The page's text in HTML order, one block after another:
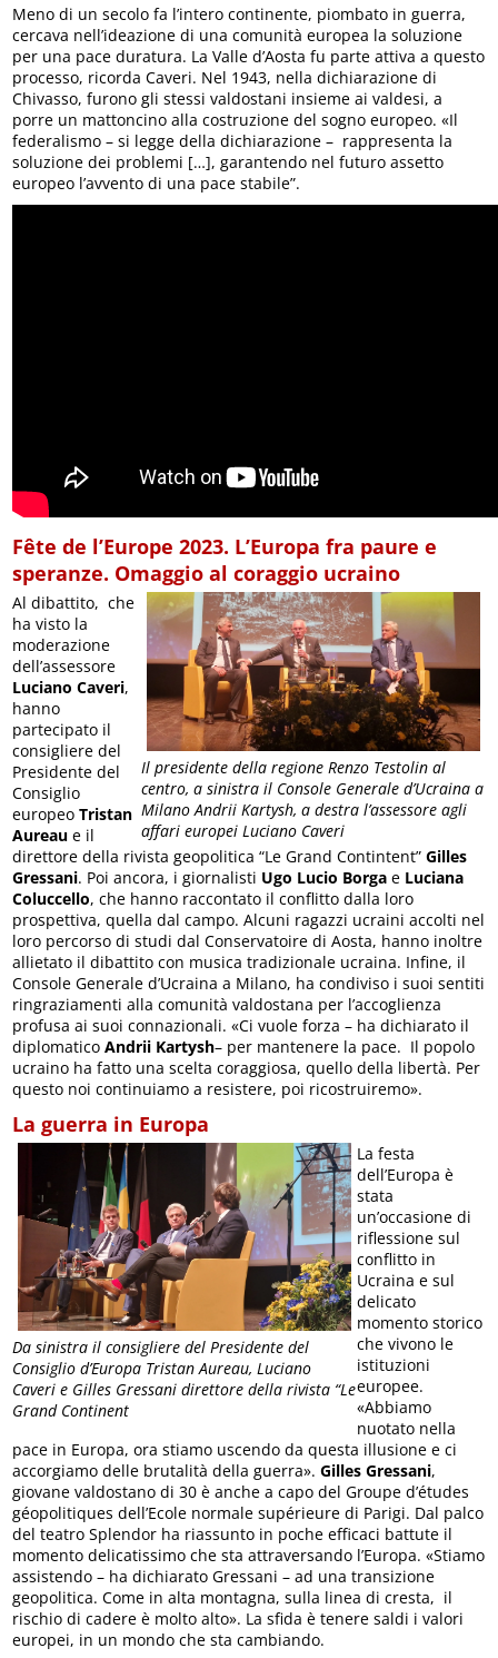
Meno di un secolo fa l’intero continente, piombato in guerra,
cercava nell’ideazione di una comunità europea la soluzione
per una pace duratura. La Valle d’Aosta fu parte attiva a questo
processo, ricorda Caveri. Nel 1943, nella dichiarazione di
Chivasso, furono gli stessi valdostani insieme ai valdesi, a
porre un mattoncino alla costruzione del sogno europeo. «Il
federalismo – si legge della dichiarazione – rappresenta la
soluzione dei problemi […], garantendo nel futuro assetto
europeo l’avvento di una pace stabile”.
Fête de l’Europe 2023. L’Europa fra paure e
speranze. Omaggio al coraggio ucraino
Il presidente della regione Renzo Testolin al
centro, a sinistra il Console Generale d’Ucraina a
Milano Andrii Kartysh, a destra l’assessore agli
affari europei Luciano Caveri
Al dibattito, che
ha visto la
moderazione
dell’assessore
Luciano Caveri,
hanno
partecipato il
consigliere del
Presidente del
Consiglio
europeo Tristan
Aureau e il
direttore della rivista geopolitica “Le Grand Contintent” Gilles
Gressani. Poi ancora, i giornalisti Ugo Lucio Borga e Luciana
Coluccello, che hanno raccontato il conflitto dalla loro
prospettiva, quella dal campo. Alcuni ragazzi ucraini accolti nel
loro percorso di studi dal Conservatoire di Aosta, hanno inoltre
allietato il dibattito con musica tradizionale ucraina. Infine, il
Console Generale d’Ucraina a Milano, ha condiviso i suoi sentiti
ringraziamenti alla comunità valdostana per l’accoglienza
profusa ai suoi connazionali. «Ci vuole forza – ha dichiarato il
diplomaticoAndrii Kartysh– per mantenere la pace. Il popolo
ucraino ha fatto una scelta coraggiosa, quello della libertà. Per
questo noi continuiamo a resistere, poi ricostruiremo».
La guerra in Europa
Da sinistra il consigliere del Presidente del
Consiglio d’Europa Tristan Aureau, Luciano
Caveri e Gilles Gressani direttore della rivista “Le
Grand Continent
La festa
dell’Europa è
stata
un’occasione di
riflessione sul
conflitto in
Ucraina e sul
delicato
momento storico
che vivono le
istituzioni
europee.
«Abbiamo
nuotato nella
pace in Europa, ora stiamo uscendo da questa illusione e ci
accorgiamo delle brutalità della guerra».Gilles Gressani,
giovane valdostano di 30 è anche a capo del Groupe d’études
géopolitiques dell’Ecole normale supérieure di Parigi. Dal palco
del teatro Splendor ha riassunto in poche efficaci battute il
momento delicatissimo che sta attraversando l’Europa. «Stiamo
assistendo – ha dichiarato Gressani – ad una transizione
geopolitica. Come in alta montagna, sulla linea di cresta, il
rischio di cadere è molto alto». La sfida è tenere saldi i valori
europei, in un mondo che sta cambiando.